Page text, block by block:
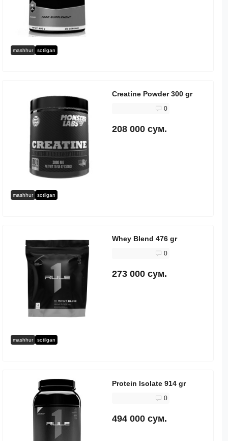
mashhur sotilgan
mashhur sotilgan
Creatine Powder 300 gr
0
208 000 сум.
mashhur sotilgan
Whey Blend 476 gr
0
273 000 сум.
Protein Isolate 914 gr
0
494 000 сум.